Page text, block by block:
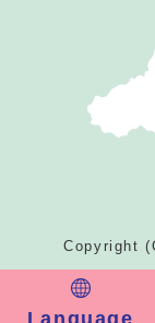
Language
Copyright